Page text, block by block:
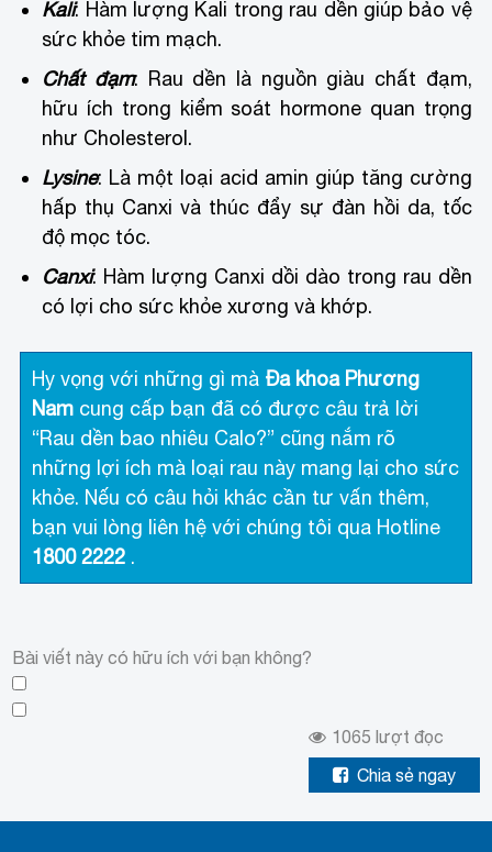
Kali: Hàm lượng Kali trong rau dền giúp bảo vệ
sức khỏe tim mạch.
Chất đạm: Rau dền là nguồn giàu chất đạm,
hữu ích trong kiểm soát hormone quan trọng
như Cholesterol.
Lysine: Là một loại acid amin giúp tăng cường
hấp thụ Canxi và thúc đẩy sự đàn hồi da, tốc
độ mọc tóc.
Canxi: Hàm lượng Canxi dồi dào trong rau dền
có lợi cho sức khỏe xương và khớp.
Hy vọng với những gì mà Đa khoa Phương
Nam cung cấp bạn đã có được câu trả lời
“Rau dền bao nhiêu Calo?” cũng nắm rõ
những lợi ích mà loại rau này mang lại cho sức
khỏe. Nếu có câu hỏi khác cần tư vấn thêm,
bạn vui lòng liên hệ với chúng tôi qua Hotline
1800 2222 .
Bài viết này có hữu ích với bạn không?
1065 lượt đọc
Chia sẻ ngay